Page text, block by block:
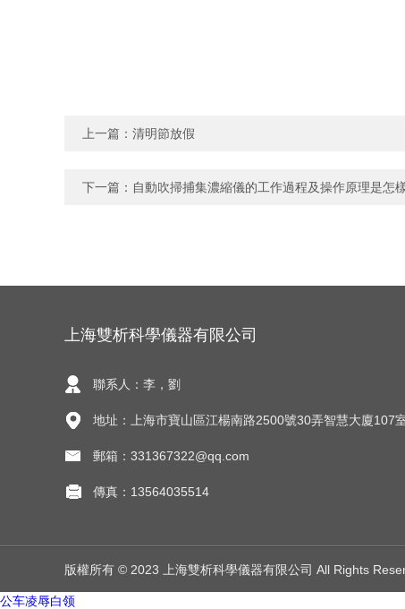
上一篇： 清明節放假
下一篇： 自動吹掃捕集濃縮儀的工作過程及操作原理是怎
上海雙析科學儀器有限公司
聯系人：李，劉
地址：上海市寶山區江楊南路2500號30弄智慧大廈107
郵箱：331367322@qq.com
傳真：13564035514
版權所有 © 2023 上海雙析科學儀器有限公司 All Rights
公车凌辱白领